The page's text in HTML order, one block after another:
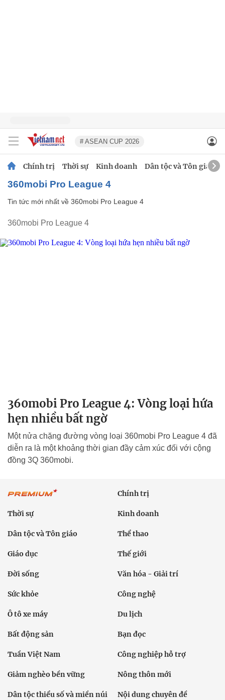
# ASEAN CUP 2026
Chính trị Thời sự Kinh doanh Dân tộc và Tôn giáo
360mobi Pro League 4
Tin tức mới nhất về 360mobi Pro League 4
360mobi Pro League 4
360mobi Pro League 4: Vòng loại hứa
hẹn nhiều bất ngờ
Một nửa chặng đường vòng loại 360mobi Pro League 4 đã
diễn ra là một khoảng thời gian đầy cảm xúc đối với cộng
đồng 3Q 360mobi.
Chính trị
Thời sự Kinh doanh
Dân tộc và Tôn giáo Thể thao
Giáo dục Thế giới
Đời sống Văn hóa - Giải trí
Sức khỏe Công nghệ
Ô tô xe máy Du lịch
Bất động sản Bạn đọc
Tuần Việt Nam Công nghiệp hỗ trợ
Giảm nghèo bền vững Nông thôn mới
Dân tộc thiểu số và miền núi Nội dung chuyên đề